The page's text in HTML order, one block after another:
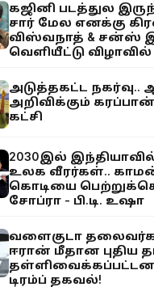
கஜினி படத்துல
சார் மேல எனக்கு
விஸ்வநாத் & சன்ஸ்
வெளியீட்டு விழாவில்
அடுத்தகட்ட நகர்வு..
அறிவிக்கும்
கட்சி
2030இல்
உலக வீரர்கள்..
கொடியை
சோப்ரா - பி.டி. உஷா
வளைகுடா
ஈரான் மீதான புதிய
தள்ளிவைக்கப்பட்டன
டிரம்ப் தகவல்!